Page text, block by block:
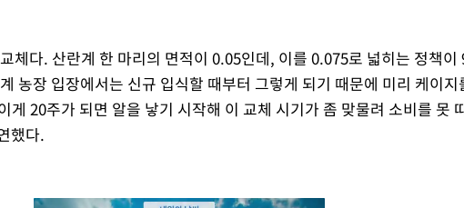
체다. 산란계 한 마리의 면적이 0.05인데, 이를 0.075로 넓히는 정책이
농장 입장에서는 신규 입식할 때부터 그렇게 되기 때문에 미리 케이지
게 20주가 되면 알을 낳기 시작해 이 교체 시기가 좀 맞물려 소비를 못
했다.